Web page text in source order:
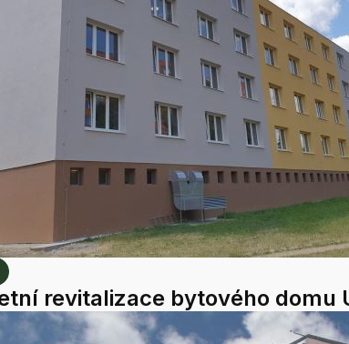
revitalizace bytového domu